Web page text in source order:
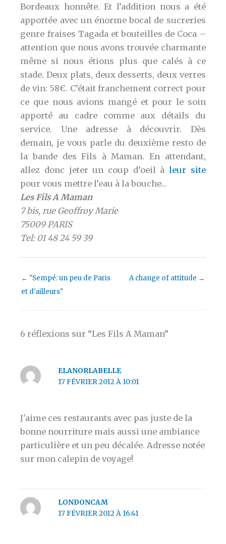
Bordeaux honnête. Et l’addition nous a été
apportée avec un énorme bocal de sucreries
genre fraises Tagada et bouteilles de Coca –
attention que nous avons trouvée charmante
même si nous étions plus que calés à ce
stade. Deux plats, deux desserts, deux verres
de vin: 58€. C’était franchement correct pour
ce que nous avions mangé et pour le soin
apporté au cadre comme aux détails du
service. Une adresse à découvrir. Dès
demain, je vous parle du deuxième resto de
la bande des Fils à Maman. En attendant,
allez donc jeter un coup d’oeil à leur site
pour vous mettre l’eau à la bouche…
Les Fils A Maman
7 bis, rue Geoffroy Marie
75009 PARIS
Tel: 01 48 24 59 39
← "Sempé: un peu de Paris
et d'ailleurs"
A change of attitude →
6 réflexions sur “Les Fils A Maman”
ELANORLABELLE
17 FÉVRIER 2012 À 10:01
J'aime ces restaurants avec pas juste de la
bonne nourriture mais aussi une ambiance
particulière et un peu décalée. Adresse notée
sur mon calepin de voyage!
LONDONCAM
17 FÉVRIER 2012 À 16:41